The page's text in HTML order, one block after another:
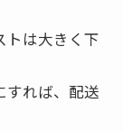
トは大きく下
すれば、配送